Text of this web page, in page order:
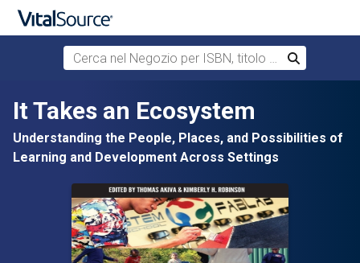
Passa al contenuto principale
Cerca nel Negozio per ISBN, titolo o autore
Cerca
It Takes an Ecosystem
Understanding the People, Places, and Possibilities of
Learning and Development Across Settings